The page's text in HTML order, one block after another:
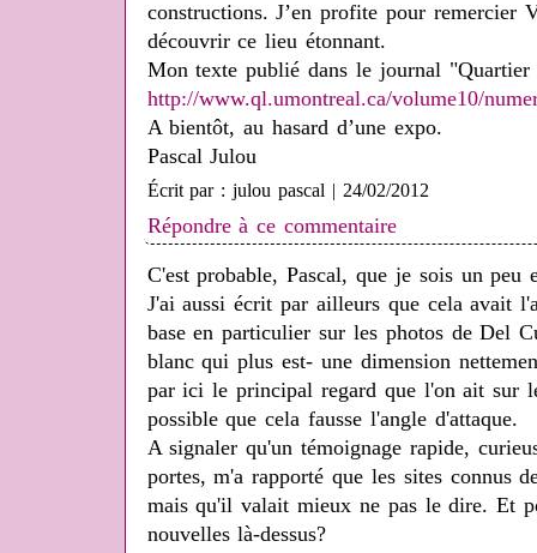
constructions. J’en profite pour remercier
découvrir ce lieu étonnant.
Mon texte publié dans le journal
http://www.ql.umontreal.ca/volume10/
A bientôt, au hasard d’une expo.
Pascal Julou
Écrit par : julou pascal | 24/02/2012
Répondre à ce commentaire
C'est probable, Pascal, que je sois un peu
J'ai aussi écrit par ailleurs que cela avait
base en particulier sur les photos de Del
blanc qui plus est- une dimension
par ici le principal regard que l'on ait sur
possible que cela fausse l'angle d'attaque.
A signaler qu'un témoignage rapide,
portes, m'a rapporté que les sites connus
mais qu'il valait mieux ne pas le dire. Et
nouvelles là-dessus?